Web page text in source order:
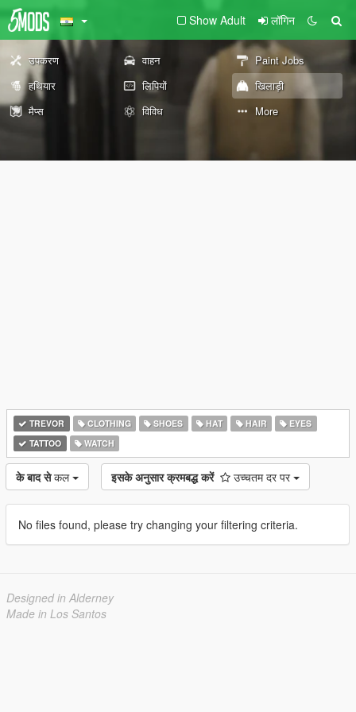
Show Adult लॉगिन
उपकरण वाहन
Paint Jobs
हथियार
लिपियों
खिलाड़ी
मैप्स
विविध More
TREVOR CLOTHING SHOES HAT HAIR
EYES
TATTOO
WATCH
के बाद से कल इसके अनुसार क्रमबद्ध करें उच्चतम दर पर
No files found, please try changing your filtering criteria.
Designed in Alderney
Made in Los Santos